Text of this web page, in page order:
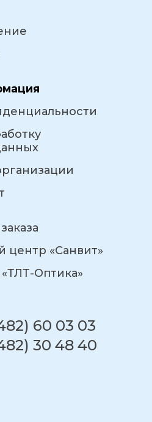
«Санвит»
Оптика»
60 03 03
30 48 40